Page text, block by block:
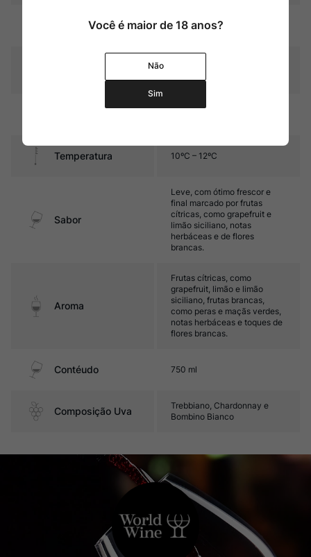
Amarelo palha com reflexos
esverdeados
3 meses de afinamento em
Temperatura 10ºC – 12ºC
Sabor
Leve, com ótimo frescor e
final marcado por frutas
cítricas, como grapefruit e
limão siciliano, notas
herbáceas e de flores
brancas.
Aroma
Frutas cítricas, como
grapefruit, limão e limão
siciliano, frutas brancas,
como peras e maçãs verdes,
notas herbáceas e toques de
flores brancas.
Contéudo 750 ml
Composição Uva
Trebbiano, Chardonnay e
Bombino Bianco
Você é maior de 18 anos?
Não
Sim